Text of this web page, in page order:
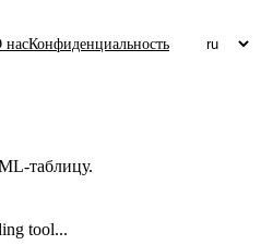
насКонфиденциальность
tool...